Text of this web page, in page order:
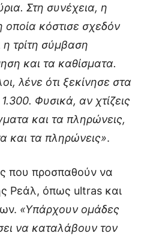
Στη συνέχεια, η
κόστισε σχεδόν
τρίτη σύμβαση
και τα καθίσματα.
λένε ότι ξεκίνησε στα
Φυσικά, αν χτίζεις
και τα πληρώνεις,
και τα πληρώνεις».
που προσπαθούν να
Ρεάλ, όπως ultras και
«Υπάρχουν ομάδες
να καταλάβουν τον